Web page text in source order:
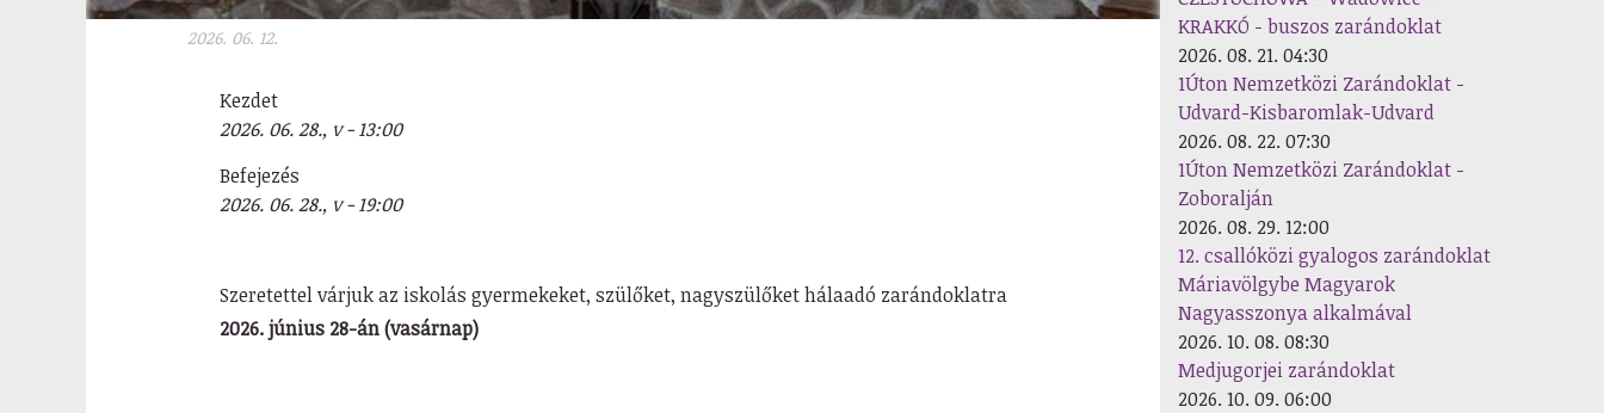
2026. 06. 12.
Kezdet
2026. 06. 28., v - 13:00
Befejezés
2026. 06. 28., v - 19:00
Szeretettel várjuk az iskolás gyermekeket, szülőket, nagyszülőket hálaadó zarándoklatra
2026. június 28-án (vasárnap)
KRAKKÓ - buszos zarándoklat
2026. 08. 21. 04:30
1Úton Nemzetközi Zarándoklat -
Udvard-Kisbaromlak-Udvard
2026. 08. 22. 07:30
1Úton Nemzetközi Zarándoklat -
Zoboralján
2026. 08. 29. 12:00
12. csallóközi gyalogos zarándoklat
Máriavölgybe Magyarok
Nagyasszonya alkalmával
2026. 10. 08. 08:30
Medjugorjei zarándoklat
2026. 10. 09. 06:00